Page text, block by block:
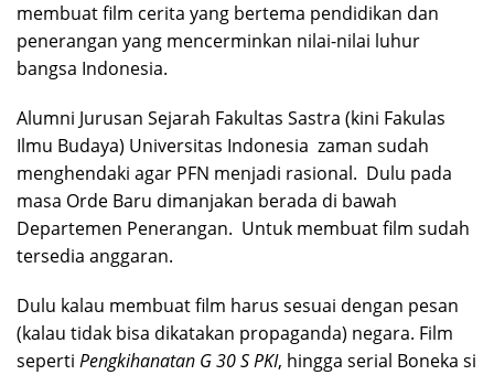
membuat film cerita yang bertema pendidikan dan
penerangan yang mencerminkan nilai-nilai luhur
bangsa Indonesia.
Alumni Jurusan Sejarah Fakultas Sastra (kini Fakulas
Ilmu Budaya) Universitas Indonesia zaman sudah
menghendaki agar PFN menjadi rasional. Dulu pada
masa Orde Baru dimanjakan berada di bawah
Departemen Penerangan. Untuk membuat film sudah
tersedia anggaran.
Dulu kalau membuat film harus sesuai dengan pesan
(kalau tidak bisa dikatakan propaganda) negara. Film
seperti Pengkihanatan G 30 S PKI, hingga serial Boneka si